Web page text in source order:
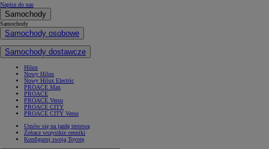
Napisz do nas
Samochody
Samochody
Samochody osobowe
Samochody dostawcze
Hilux
Nowy Hilux
Nowy Hilux Electric
PROACE Max
PROACE
PROACE Verso
PROACE CITY
PROACE CITY Verso
Umów się na jazdę testową
Zobacz wszystkie cenniki
Konfiguruj swoją Toyotę